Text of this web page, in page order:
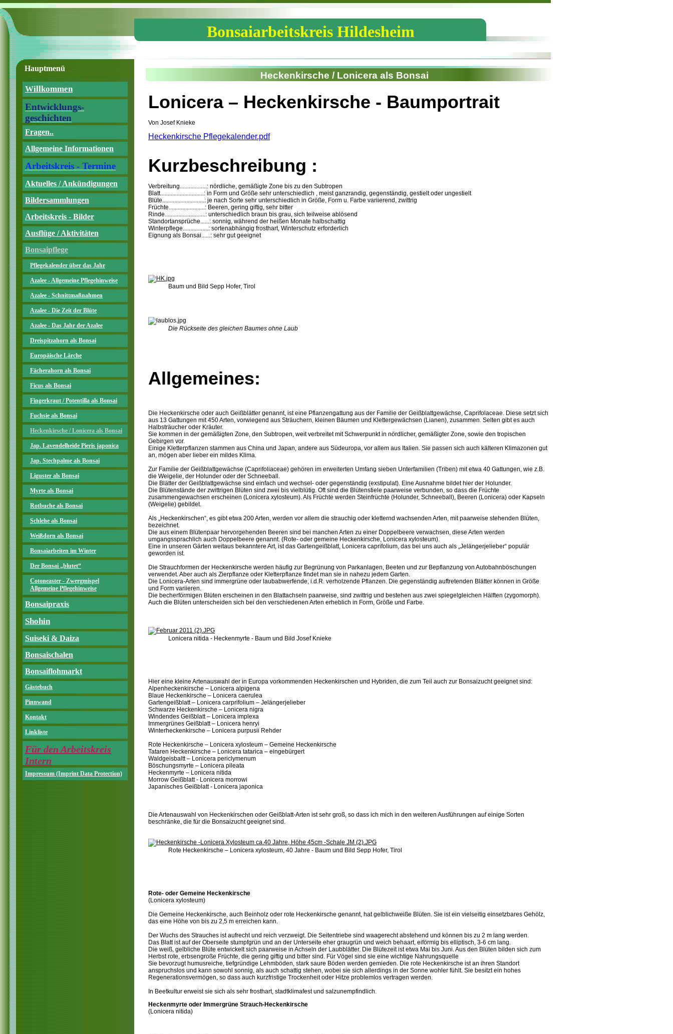
Bonsaiarbeitskreis Hildesheim
Hauptmenü
Willkommen
Entwicklungs-
geschichten
Fragen..
Allgemeine Informationen
Arbeitskreis - Termine
Aktuelles / Ankündigungen
Bildersammlungen
Arbeitskreis - Bilder
Ausflüge / Aktivitäten
Bonsaipflege
Pflegekalender über das Jahr
Azalee - Allgemeine Pflegehinweise
Azalee - Schnittmaßnahmen
Azalee - Die Zeit der Blüte
Azalee - Das Jahr der Azalee
Dreispitzahorn als Bonsai
Europäische Lärche
Fächerahorn als Bonsai
Ficus als Bonsai
Fingerkraut / Potentilla als Bonsai
Fuchsie als Bonsai
Heckenkirsche / Lonicera als Bonsai
Jap. Lavendelheide Pieris japonica
Jap. Stechpalme als Bonsai
Liguster als Bonsai
Myrte als Bonsai
Rotbuche als Bonsai
Schlehe als Bonsai
Weißdorn als Bonsai
Bonsaiarbeiten im Winter
Der Bonsai „blutet“
Cotoneaster - Zwergmispel
Allgemeine Pflegehinweise
Bonsaipraxis
Shohin
Suiseki & Daiza
Bonsaischalen
Bonsaiflohmarkt
Gästebuch
Pinnwand
Kontakt
Linkliste
Für den Arbeitskreis
Intern
Impressum (Imprint Data Protection)
Heckenkirsche / Lonicera als Bonsai
Lonicera – Heckenkirsche - Baumportrait
Von Josef Knieke
Heckenkirsche Pflegekalender.pdf
Kurzbeschreibung :
Verbreitung..................: nördliche, gemäßigte Zone bis zu den Subtropen
Blatt.............................: in Form und Größe sehr unterschiedlich , meist ganzrandig, gegenständig, gestielt oder ungestielt
Blüte............................: je nach Sorte sehr unterschiedlich in Größe, Form u. Farbe variierend, zwittrig
Früchte........................: Beeren, gering giftig, sehr bitter
Rinde...........................: unterschiedlich braun bis grau, sich teilweise ablösend
Standortansprüche......: sonnig, während der heißen Monate halbschattig
Winterpflege.................: sortenabhängig frosthart, Winterschutz erforderlich
Eignung als Bonsai......: sehr gut geeignet
Baum und Bild Sepp Hofer, Tirol
Die Rückseite des gleichen Baumes ohne Laub
Allgemeines:
Die Heckenkirsche oder auch Geißblätter genannt, ist eine Pflanzengattung aus der Familie der Geißblattgewächse, Caprifolaceae. Diese setzt sich
aus 13 Gattungen mit 450 Arten, vorwiegend aus Sträuchern, kleinen Bäumen und Klettergewächsen (Lianen), zusammen. Selten gibt es auch
Halbsträucher oder Kräuter.
Sie kommen in der gemäßigten Zone, den Subtropen, weit verbreitet mit Schwerpunkt in nördlicher, gemäßigter Zone, sowie den tropischen
Gebirgen vor.
Einige Kletterpflanzen stammen aus China und Japan, andere aus Südeuropa, vor allem aus Italien. Sie passen sich auch kälteren Klimazonen gut
an, mögen aber lieber ein mildes Klima.
Zur Familie der Geißblattgewächse (Caprifoliaceae) gehören im erweiterten Umfang sieben Unterfamilien (Triben) mit etwa 40 Gattungen, wie z.B.
die Weigelie, der Holunder oder der Schneeball.
Die Blätter der Geißblattgewächse sind einfach und wechsel- oder gegenständig (exstipulat). Eine Ausnahme bildet hier der Holunder.
Die Blütenstände der zwittrigen Blüten sind zwei bis vielblütig. Oft sind die Blütenstiele paarweise verbunden, so dass die Früchte
zusammengewachsen erscheinen (Lonicera xylosteum). Als Früchte werden Steinfrüchte (Holunder, Schneeball), Beeren (Lonicera) oder Kapseln
(Weigelie) gebildet.
Als „Heckenkirschen“, es gibt etwa 200 Arten, werden vor allem die strauchig oder kletternd wachsenden Arten, mit paarweise stehenden Blüten,
bezeichnet.
Die aus einem Blütenpaar hervorgehenden Beeren sind bei manchen Arten zu einer Doppelbeere verwachsen, diese Arten werden
umgangssprachlich auch Doppelbeere genannt. (Rote- oder gemeine Heckenkirsche, Lonicera xylosteum).
Eine in unseren Gärten weitaus bekanntere Art, ist das Gartengeißblatt, Lonicera caprifolium, das bei uns auch als „Jelängerjelieber“ populär
geworden ist.
Die Strauchformen der Heckenkirsche werden häufig zur Begrünung von Parkanlagen, Beeten und zur Bepflanzung von Autobahnböschungen
verwendet. Aber auch als Zierpflanze oder Kletterpflanze findet man sie in nahezu jedem Garten.
Die Lonicera-Arten sind immergrüne oder laubabwerfende, i.d.R. verholzende Pflanzen. Die gegenständig auftretenden Blätter können in Größe
und Form variieren.
Die becherförmigen Blüten erscheinen in den Blattachseln paarweise, sind zwittrig und bestehen aus zwei spiegelgleichen Hälften (zygomorph).
Auch die Blüten unterscheiden sich bei den verschiedenen Arten erheblich in Form, Größe und Farbe.
Lonicera nitida - Heckenmyrte - Baum und Bild Josef Knieke
Hier eine kleine Artenauswahl der in Europa vorkommenden Heckenkirschen und Hybriden, die zum Teil auch zur Bonsaizucht geeignet sind:
Alpenheckenkirsche – Lonicera alpigena
Blaue Heckenkirsche – Lonicera caerulea
Gartengeißblatt – Lonicera carprifolium – Jelängerjelieber
Schwarze Heckenkirsche – Lonicera nigra
Windendes Geißblatt – Lonicera implexa
Immergrünes Geißblatt – Lonicera henryi
Winterheckenkirsche – Lonicera purpusii Rehder
Rote Heckenkirsche – Lonicera xylosteum – Gemeine Heckenkirsche
Tataren Heckenkirsche – Lonicera tatarica – eingebürgert
Waldgeisbaltt – Lonicera periclymenum
Böschungsmyrte – Lonicera pileata
Heckenmyrte – Lonicera nitida
Morrow Geißblatt - Lonicera morrowi
Japanisches Geißblatt - Lonicera japonica
Die Artenauswahl von Heckenkirschen oder Geißblatt-Arten ist sehr groß, so dass ich mich in den weiteren Ausführungen auf einige Sorten
beschränke, die für die Bonsaizucht geeignet sind.
Rote Heckenkirsche – Lonicera xylosteum, 40 Jahre - Baum und Bild Sepp Hofer, Tirol
Rote- oder Gemeine Heckenkirsche
(Lonicera xylosteum)
Die Gemeine Heckenkirsche, auch Beinholz oder rote Heckenkirsche genannt, hat gelblichweiße Blüten. Sie ist ein vielseitig einsetzbares Gehölz,
das eine Höhe von bis zu 2,5 m erreichen kann.
Der Wuchs des Strauches ist aufrecht und reich verzweigt. Die Seitentriebe sind waagerecht abstehend und können bis zu 2 m lang werden.
Das Blatt ist auf der Oberseite stumpfgrün und an der Unterseite eher graugrün und weich behaart, eiförmig bis elliptisch, 3-6 cm lang.
Die weiß, gelbliche Blüte entwickelt sich paarweise in Achseln der Laubblätter. Die Blütezeit ist etwa Mai bis Juni. Aus den Blüten bilden sich zum
Herbst rote, erbsengroße Früchte, die gering giftig und bitter sind. Für Vögel sind sie eine wichtige Nahrungsquelle
Sie bevorzugt humusreiche, tiefgründige Lehmböden, stark saure Böden werden gemieden. Die rote Heckenkirsche ist an ihren Standort
anspruchslos und kann sowohl sonnig, als auch schattig stehen, wobei sie sich allerdings in der Sonne wohler fühlt. Sie besitzt ein hohes
Regenerationsvermögen, so dass auch kurzfristige Trockenheit oder Hitze problemlos vertragen werden.
In Beetkultur erweist sie sich als sehr frosthart, stadtklimafest und salzunempfindlich.
Heckenmyrte oder Immergrüne Strauch-Heckenkirsche
(Lonicera nitida)